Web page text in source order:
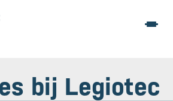
bij Legiotec